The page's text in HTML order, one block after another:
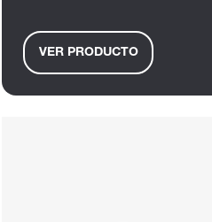
VER PRODUCTO